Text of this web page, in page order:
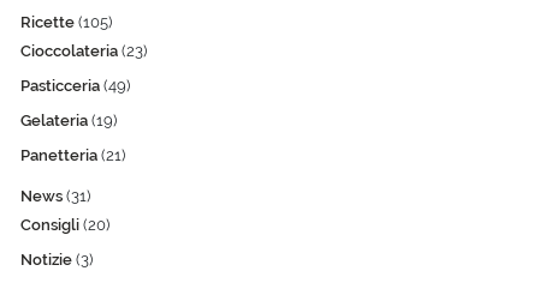
Ricette (105)
Cioccolateria (23)
Pasticceria (49)
Gelateria (19)
Panetteria (21)
News (31)
Consigli (20)
Notizie (3)